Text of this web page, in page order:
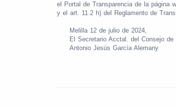
el Portal de Transparencia de la página
y el art. 11.2 h) del Reglamento de
Melilla 12 de julio de 2024,
El Secretario Acctal. del Consejo de
Antonio Jesús García Alemany